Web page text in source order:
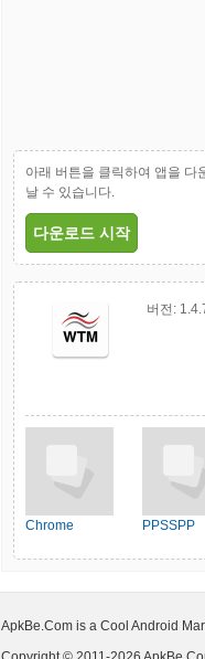
아래 버튼을 클릭하여 앱을 다
날 수 있습니다.
다운로드 시작
버전:
Chrome PPSSPP
ApkBe.Com is a Cool Android